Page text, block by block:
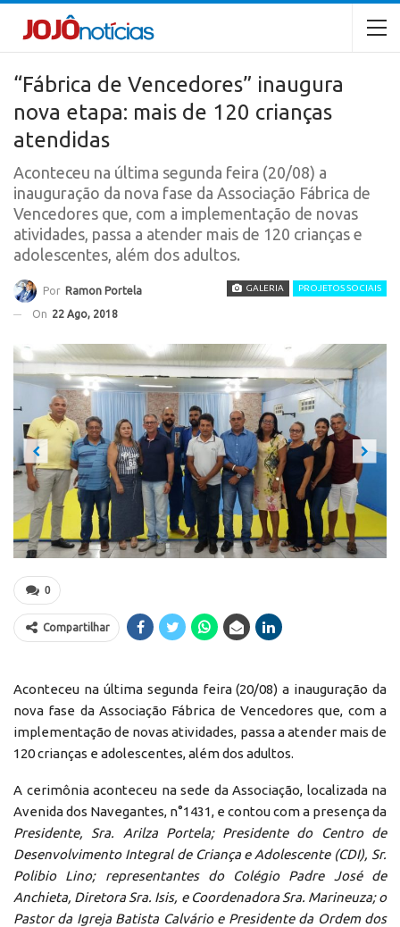
“Fábrica de Vencedores” inaugura
nova etapa: mais de 120 crianças
atendidas
Aconteceu na última segunda feira (20/08) a
inauguração da nova fase da Associação Fábrica de
Vencedores que, com a implementação de novas
atividades, passa a atender mais de 120 crianças e
adolescentes, além dos adultos.
GALERIA PROJETOS SOCIAIS
Por Ramon Portela
On 22 Ago, 2018
Previous Next
0
Compartilhar
Aconteceu na última segunda feira (20/08) a inauguração da
nova fase da Associação Fábrica de Vencedores que, com a
implementação de novas atividades, passa a atender mais de
120 crianças e adolescentes, além dos adultos.
A cerimônia aconteceu na sede da Associação, localizada na
Avenida dos Navegantes, n°1431, e contou com a presença da
Presidente, Sra. Arilza Portela; Presidente do Centro de
Desenvolvimento Integral de Criança e Adolescente (CDI), Sr.
Polibio Lino; representantes do Colégio Padre José de
Anchieta, Diretora Sra. Isis, e Coordenadora Sra. Marineuza; o
Pastor da Igreja Batista Calvário e Presidente da Ordem dos